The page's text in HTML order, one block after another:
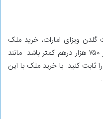
گلدن ویزای امارات، خرید ملک
است. ارزش ملک خریداری‌شده نباید از ۷۵۰ هزار درهم کمتر باشد. مانند
ثابت کنید. با خرید ملک با این